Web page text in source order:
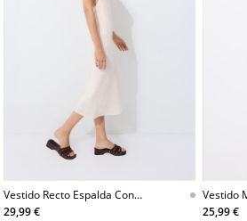
Vestido Recto Espalda Con
Piedras
29,99 €
Vestido
Espalda
25,99 €